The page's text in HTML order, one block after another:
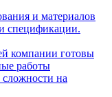
и материалов
спецификации.
компании готовы
работы
на